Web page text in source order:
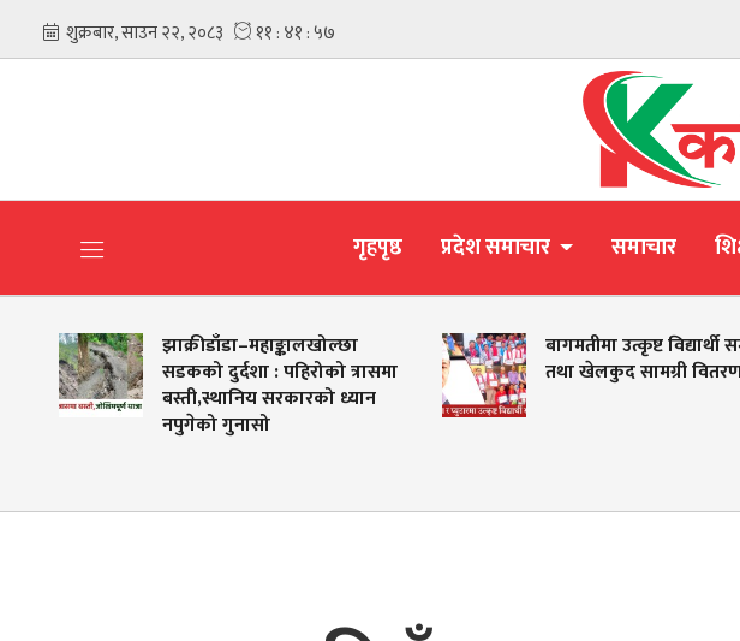
गृहपृष्ठ प्रदेश समाचार समाचार
झाक्रीडाँडा–महाङ्कालखोल्छा
सडकको दुर्दशा : पहिरोको त्रासमा
बस्ती,स्थानिय सरकारको ध्यान
नपुगेको गुनासो
बागमतीमा उत्कृष्ट विद्यार्थी सम्मान
तथा खेलकुद सामग्री वितरण